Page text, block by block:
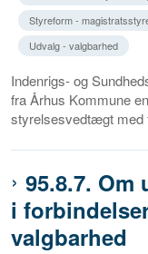
Styreform -
Udvalg - valgbarhed
Indenrigs- og
fra Århus Kommune
styrelsesvedtægt med
95.8.7.
i
valgbarhed